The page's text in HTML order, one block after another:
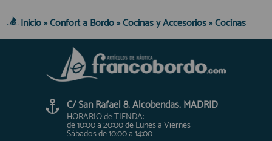
Inicio»Confort a Bordo»Cocinas y Accesorios»Cocinas
C/ San Rafael 8. Alcobendas. MADRID
HORARIO de TIENDA:
de 10:00 a 20:00 de Lunes a Viernes
Sábados de 10:00 a 14:00